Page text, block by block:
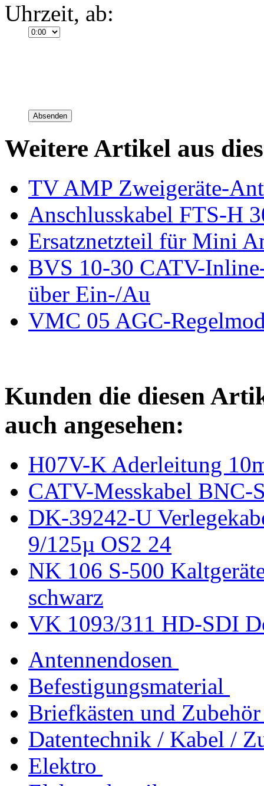
Uhrzeit, ab:
Absenden
Weitere Artikel aus
TV AMP Zweigeräte-
Anschlusskabel FTS-H
Ersatznetzteil für Mini
BVS 10-30 CATV-
über Ein-/Au
VMC 05 AGC-
Kunden die diesen
auch angesehen:
H07V-K Aderleitung
CATV-Messkabel BNC-
DK-39242-U
9/125µ OS2 24
NK 106 S-500
schwarz
VK 1093/311 HD-SDI
Antennendosen
Befestigungsmaterial
Briefkästen und Zubehör
Datentechnik / Kabel /
Elektro